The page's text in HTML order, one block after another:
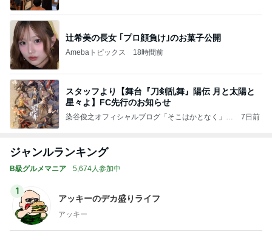
辻希美の長女 ｢プロ顔負け｣のお菓子公開
Amebaトピックス 18時間前
スタッフより【舞台『⼑剣乱舞』陽伝 ⽉と太陽と
星々よ】FC先行のお知らせ
染谷俊之オフィシャルブログ「そこはかとなく」P
7日前
ジャンルランキング
B級グルメマニア 5,674人参加中
1
アッキーのデカ盛りライフ
アッキー